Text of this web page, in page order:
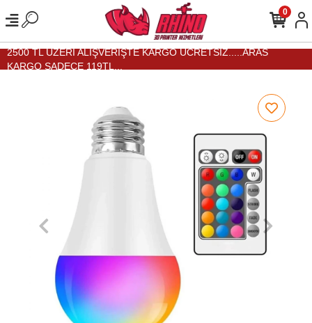
2500 TL ÜZERİ ALIŞVERİŞTE KARGO ÜCRETSİZ.....ARAS
KARGO SADECE 119TL...
0